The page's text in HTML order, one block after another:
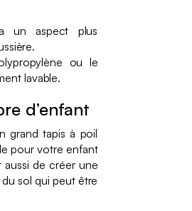
un aspect plus
ou le
lavable.
d’enfant
grand tapis à poil
pour votre enfant
aussi de créer une
sol qui peut être